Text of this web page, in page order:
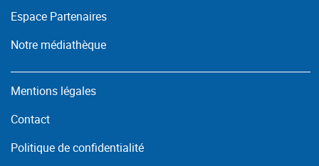
Espace Partenaires
Notre médiathèque
Mentions légales
Contact
Politique de confidentialité